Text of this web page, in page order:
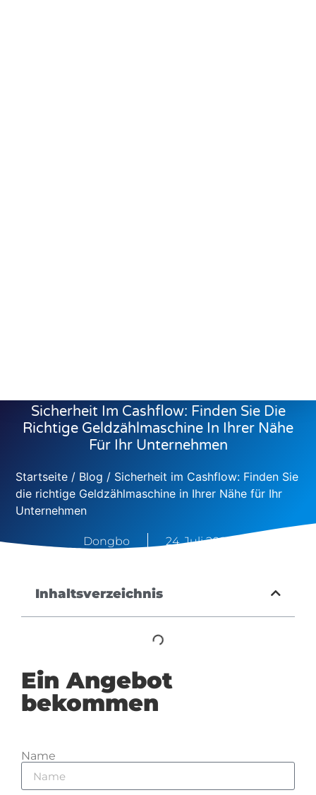
Sicherheit Im Cashflow: Finden Sie Die
Richtige Geldzählmaschine In Ihrer Nähe
Für Ihr Unternehmen
Startseite / Blog / Sicherheit im Cashflow: Finden Sie
die richtige Geldzählmaschine in Ihrer Nähe für Ihr
Unternehmen
Dongbo 24. Juli 2025
Inhaltsverzeichnis
Ein Angebot
bekommen
Name